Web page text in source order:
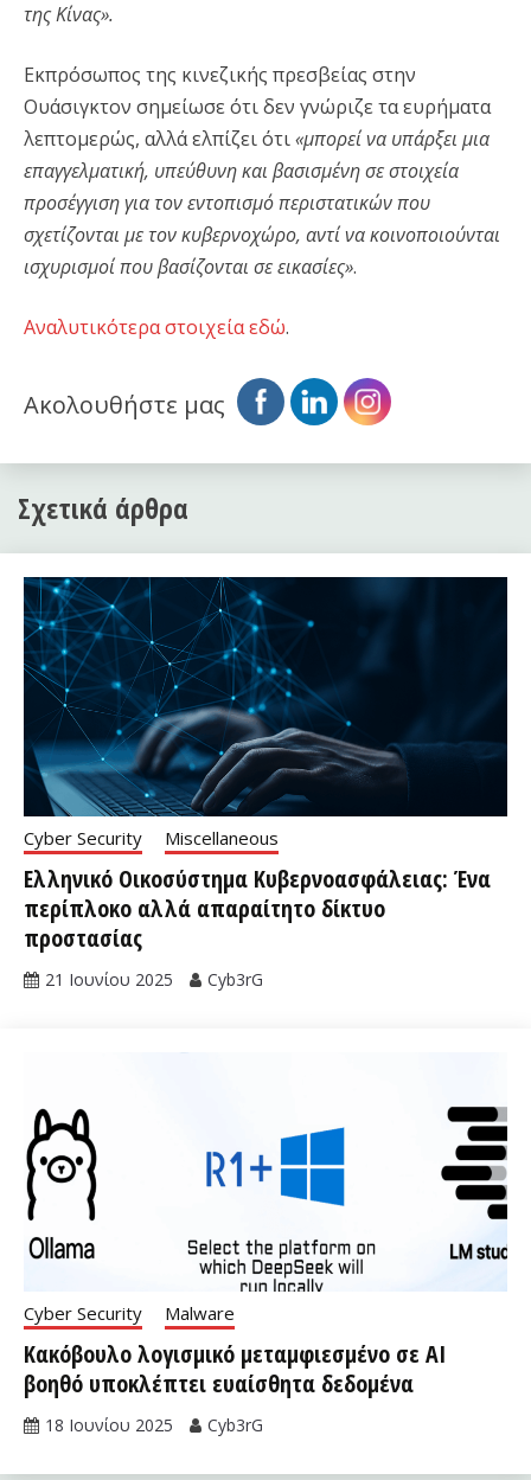
της Κίνας».
Εκπρόσωπος της κινεζικής πρεσβείας στην
Ουάσιγκτον σημείωσε ότι δεν γνώριζε τα ευρήματα
λεπτομερώς, αλλά ελπίζει ότι«μπορεί να υπάρξει μια
επαγγελματική, υπεύθυνη και βασισμένη σε στοιχεία
προσέγγιση για τον εντοπισμό περιστατικών που
σχετίζονται με τον κυβερνοχώρο, αντί να κοινοποιούνται
ισχυρισμοί που βασίζονται σε εικασίες».
Αναλυτικότερα στοιχεία εδώ.
Ακολουθήστε μας
Σχετικά άρθρα
Cyber Security Miscellaneous
Ελληνικό Οικοσύστημα Κυβερνοασφάλειας: Ένα
περίπλοκο αλλά απαραίτητο δίκτυο
προστασίας
21 Ιουνίου 2025 Cyb3rG
Cyber Security Malware
Κακόβουλο λογισμικό μεταμφιεσμένο σε AI
βοηθό υποκλέπτει ευαίσθητα δεδομένα
18 Ιουνίου 2025 Cyb3rG